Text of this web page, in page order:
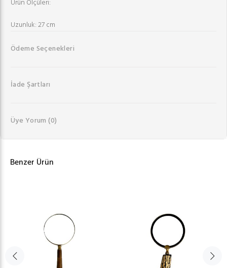
Ürün Ölçüleri:
Uzunluk: 27 cm
Ödeme Seçenekleri
İade Şartları
Üye Yorum(0)
Benzer Ürün